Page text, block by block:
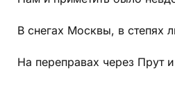
В снегах Москвы, в степях
На переправах через Прут и